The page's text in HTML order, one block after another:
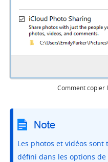
Comment copier
Les photos et vidéos sont
défini dans les options de